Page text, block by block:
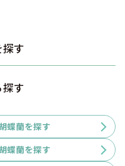
す
す
蝶蘭を探す
蝶蘭を探す